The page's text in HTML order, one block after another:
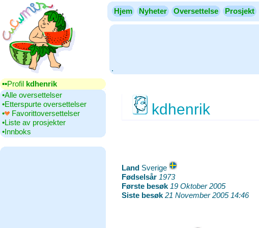
Hjem Nyheter Oversettelse Prosjekt
.
▪▪‎Profil kdhenrik
•‎Alle oversettelser
•‎Etterspurte oversettelser
•‎
Favorittoversettelser
•‎Liste av prosjekter
•‎Innboks
kdhenrik
Land ‎Sverige
Fødselsår 1973
Første besøk 19 Oktober 2005
Siste besøk 21 November 2005 14:46